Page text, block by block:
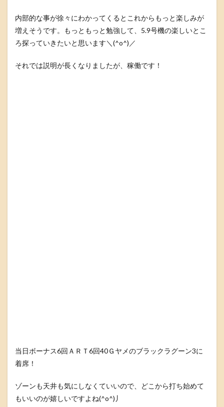
内部的な事が徐々にわかってくるとこれからもっと楽しみが
増えそうです。もっともっと勉強して、5.9号機の楽しいとこ
ろ探っていきたいと思います＼(^o^)／
それでは説明が長くなりましたが、稼働です！
当日ボーナス6回ＡＲＴ6回40Ｇヤメのブラックラグーン3に
着席！
ゾーンも天井も気にしなくていいので、どこから打ち始めて
もいいのが嬉しいですよね(^o^)丿